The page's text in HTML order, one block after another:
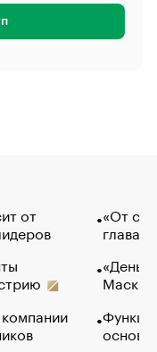
от
«От
глава
Маск в
основ